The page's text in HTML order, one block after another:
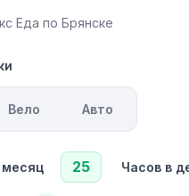
Еда по Брянске
Вело Авто
месяц 25 Часов в